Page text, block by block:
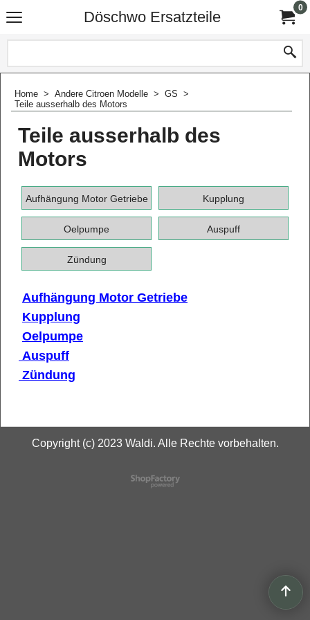
Döschwo Ersatzteile
0
Home > Andere Citroen Modelle > GS >
Teile ausserhalb des Motors
Teile ausserhalb des
Motors
Aufhängung Motor Getriebe Kupplung
Oelpumpe Auspuff
Zündung
Aufhängung Motor Getriebe
Kupplung
Oelpumpe
Auspuff
Zündung
Copyright (c) 2023 Waldi. Alle Rechte vorbehalten.
WebShop erstellt mit
ShopFactory Shop